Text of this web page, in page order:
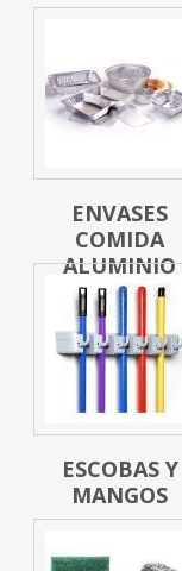
ENVASES
COMIDA
ALUMINIO
ESCOBAS Y
MANGOS